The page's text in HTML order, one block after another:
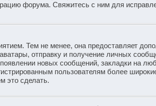
форума. Свяжитесь с ним для
Тем не менее, она предоставляет
отправку и получение личных
новых сообщений, закладки на
пользователям более
это сделать.